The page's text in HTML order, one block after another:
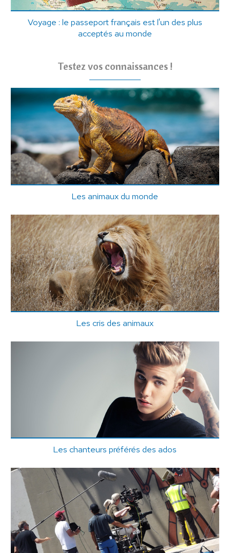
Voyage : le passeport français est l'un des plus
acceptés au monde
Testez vos connaissances !
Les animaux du monde
Les cris des animaux
Les chanteurs préférés des ados